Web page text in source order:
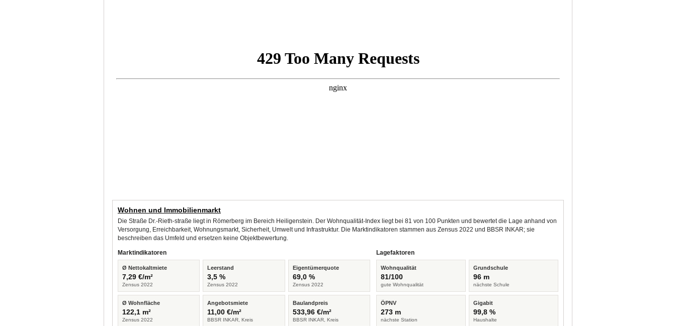
Wohnen und Immobilienmarkt
Die Straße Dr.-Rieth-straße liegt in Römerberg im Bereich Heiligenstein. Der Wohnqualität-Index liegt bei 81 von 100 Punkten und bewertet die Lage anhand von
Versorgung, Erreichbarkeit, Wohnungsmarkt, Sicherheit, Umwelt und Infrastruktur. Die Marktindikatoren stammen aus Zensus 2022 und BBSR INKAR; sie
beschreiben das Umfeld und ersetzen keine Objektbewertung.
Marktindikatoren
Ø Nettokaltmiete
7,29 €/m²
Zensus 2022
Leerstand
3,5 %
Zensus 2022
Eigentümerquote
69,0 %
Zensus 2022
Ø Wohnfläche
122,1 m²
Zensus 2022
Angebotsmiete
11,00 €/m²
BBSR INKAR, Kreis
Baulandpreis
533,96 €/m²
BBSR INKAR, Kreis
Lagefaktoren
Wohnqualität
81/100
gute Wohnqualität
Grundschule
96 m
nächste Schule
ÖPNV
273 m
nächste Station
Gigabit
99,8 %
Haushalte